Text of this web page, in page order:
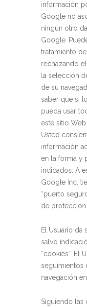
información
Google no
ningún otro
Google.
tratamiento
rechazando
la selección
de su
saber que si
pueda usar
este sitio
Usted
información
en la forma y
indicados. A
Google Inc.
“puerto
de protección
El Usuario da
salvo
“cookies”. El
seguimientos
navegación
Siguiendo las